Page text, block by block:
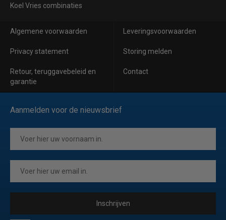
Koel Vries combinaties
Algemene voorwaarden Leveringsvoorwaarden
Privacy statement Storing melden
Retour, teruggavebeleid en
garantie
Contact
Aanmelden voor de nieuwsbrief
Inschrijven